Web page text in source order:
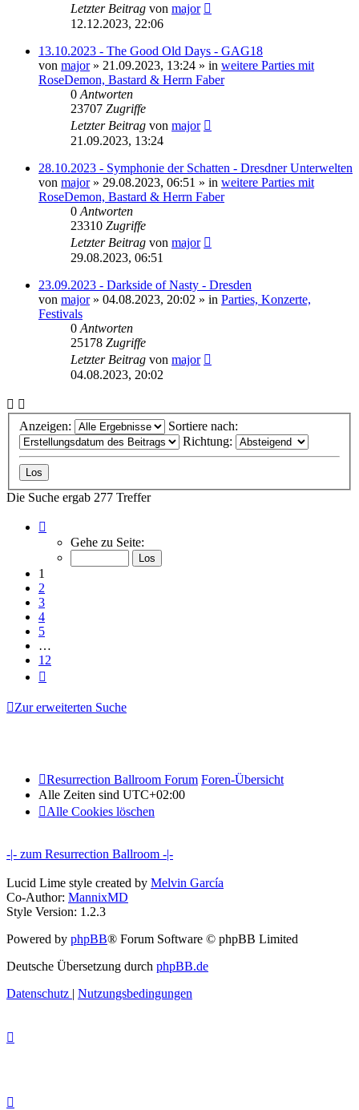
Letzter Beitrag von major
12.12.2023, 22:06
13.10.2023 - The Good Old Days - GAG18
von major» 21.09.2023, 13:24 » in weitere Parties mit
RoseDemon, Bastard & Herrn Faber
0Antworten
23707 Zugriffe
Letzter Beitrag von major
21.09.2023, 13:24
28.10.2023 - Symphonie der Schatten - Dresdner Unterwelten
von major» 29.08.2023, 06:51 » in weitere Parties mit
RoseDemon, Bastard & Herrn Faber
0Antworten
23310 Zugriffe
Letzter Beitrag von major
29.08.2023, 06:51
23.09.2023 - Darkside of Nasty - Dresden
von major» 04.08.2023, 20:02 » in Parties, Konzerte,
Festivals
0Antworten
25178 Zugriffe
Letzter Beitrag von major
04.08.2023, 20:02
Anzeigen:
Sortiere nach:
Richtung:
Die Suche ergab 277 Treffer
von
Gehe zu Seite:
1
2
3
4
5
…
12
Zur erweiterten Suche
Resurrection Ballroom Forum Foren-Übersicht
Alle Zeiten sind UTC+02:00
Alle Cookies löschen
-|- zum Resurrection Ballroom -|-
Lucid Lime style created by Melvin García
Co-Author: MannixMD
Style Version: 1.2.3
Powered by phpBB® Forum Software © phpBB Limited
Deutsche Übersetzung durch phpBB.de
Datenschutz | Nutzungsbedingungen